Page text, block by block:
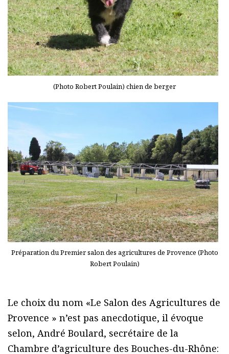
(Photo Robert Poulain) chien de berger
Préparation du Premier salon des agricultures de Provence (Photo
Robert Poulain)
Le choix du nom «Le Salon des Agricultures de
Provence » n’est pas anecdotique, il évoque
selon, André Boulard, secrétaire de la
Chambre d’agriculture des Bouches-du-Rhône: